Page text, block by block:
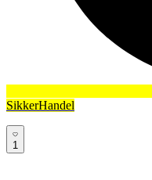
SikkerHandel
1